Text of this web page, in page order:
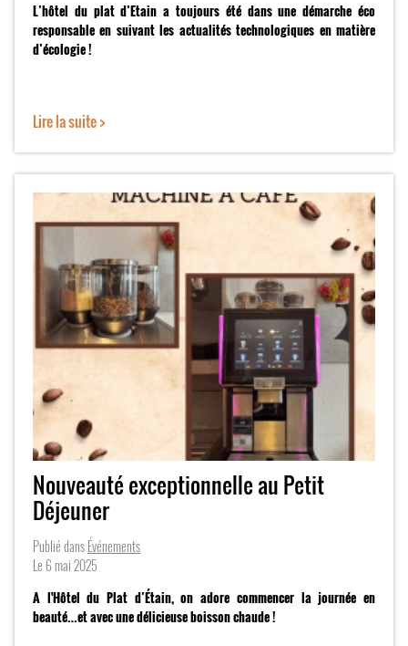
L’hôtel du plat d’Etain a toujours été dans une démarche éco
responsable en suivant les actualités technologiques en matière
d’écologie !
Lire la suite >
Nouveauté exceptionnelle au Petit
Déjeuner
Publié dansÉvénements
Le6 mai 2025
A l'Hôtel du Plat d’Étain, on adore commencer la journée en
beauté…et avec une délicieuse boisson chaude !